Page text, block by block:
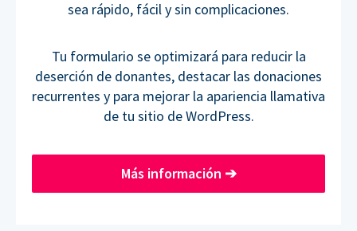
sea rápido, fácil y sin complicaciones.
Tu formulario se optimizará para reducir la
deserción de donantes, destacar las donaciones
recurrentes y para mejorar la apariencia llamativa
de tu sitio de WordPress.
Más información ➔